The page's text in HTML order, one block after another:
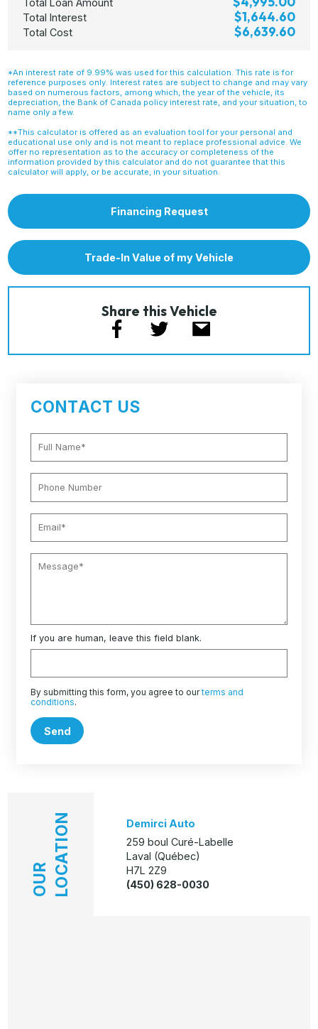
Total Loan Amount
Total Interest $1,644.60
Total Cost $6,639.60
*An interest rate of 9.99% was used for this calculation. This rate is for
reference purposes only. Interest rates are subject to change and may vary
based on numerous factors, among which, the year of the vehicle, its
depreciation, the Bank of Canada policy interest rate, and your situation, to
name only a few.
**This calculator is offered as an evaluation tool for your personal and
educational use only and is not meant to replace professional advice. We
offer no representation as to the accuracy or completeness of the
information provided by this calculator and do not guarantee that this
calculator will apply, or be accurate, in your situation.
Financing Request
Trade-In Value of my Vehicle
Share this Vehicle
CONTACT US
If you are human, leave this field blank.
By submitting this form, you agree to ourterms and
conditions.
Send
OUR LOCATION
Demirci Auto
259 boul Curé-Labelle
Laval (Québec)
H7L 2Z9
(450) 628-0030